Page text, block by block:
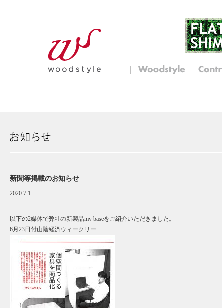
新聞等掲載のお知らせ
2020.7.1
以下の2媒体で弊社の新製品my baseをご紹介いただきました。
6月23日付山陰経済ウィークリー